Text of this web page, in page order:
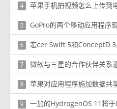
4 苹果手机拍视频怎么上传到
5 GoPro的两个移动应用程序
6 宏cer Swift 5和ConceptD
7 微软与三星的合作伙伴关系
8 苹果对应用程序施加数据共
9 一加的HydrogenOS 11将